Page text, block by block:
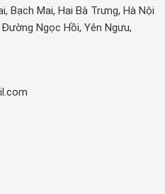
Bạch Mai, Hai Bà Trưng, Hà Nội
Ngọc Hồi, Yên Ngưu,